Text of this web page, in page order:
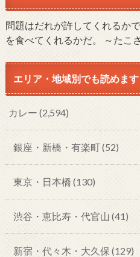
問題はだれが許してくれるか
を食べてくれるかだ。 ～たこ
エリア・地域別でも読めます
カレー (2,594)
銀座・新橋・有楽町(52)
東京・日本橋 (130)
渋谷・恵比寿・代官山 (41)
新宿・代々木・大久保 (129)